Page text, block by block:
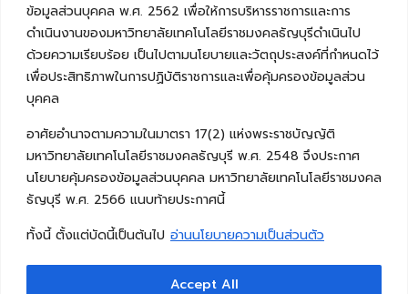
ข้อมูลส่วนบุคคล พ.ศ. 2562 เพื่อให้การบริหารราชการและการ
ดำเนินงานของมหาวิทยาลัยเทคโนโลยีราชมงคลธัญบุรีดำเนินไป
ด้วยความเรียบร้อย เป็นไปตามนโยบายและวัตถุประสงค์ที่กำหนดไว้
เพื่อประสิทธิภาพในการปฏิบัติราชการและเพื่อคุ้มครองข้อมูลส่วน
บุคคล
อาศัยอำนาจตามความในมาตรา 17(2) แห่งพระราชบัญญัติ
มหาวิทยาลัยเทคโนโลยีราชมงคลธัญบุรี พ.ศ. 2548 จึงประกาศ
นโยบายคุ้มครองข้อมูลส่วนบุคคล มหาวิทยาลัยเทคโนโลยีราชมงคล
ธัญบุรี พ.ศ. 2566 แนบท้ายประกาศนี้
ทั้งนี้ ตั้งแต่บัดนี้เป็นต้นไป อ่านนโยบายความเป็นส่วนตัว
Accept All